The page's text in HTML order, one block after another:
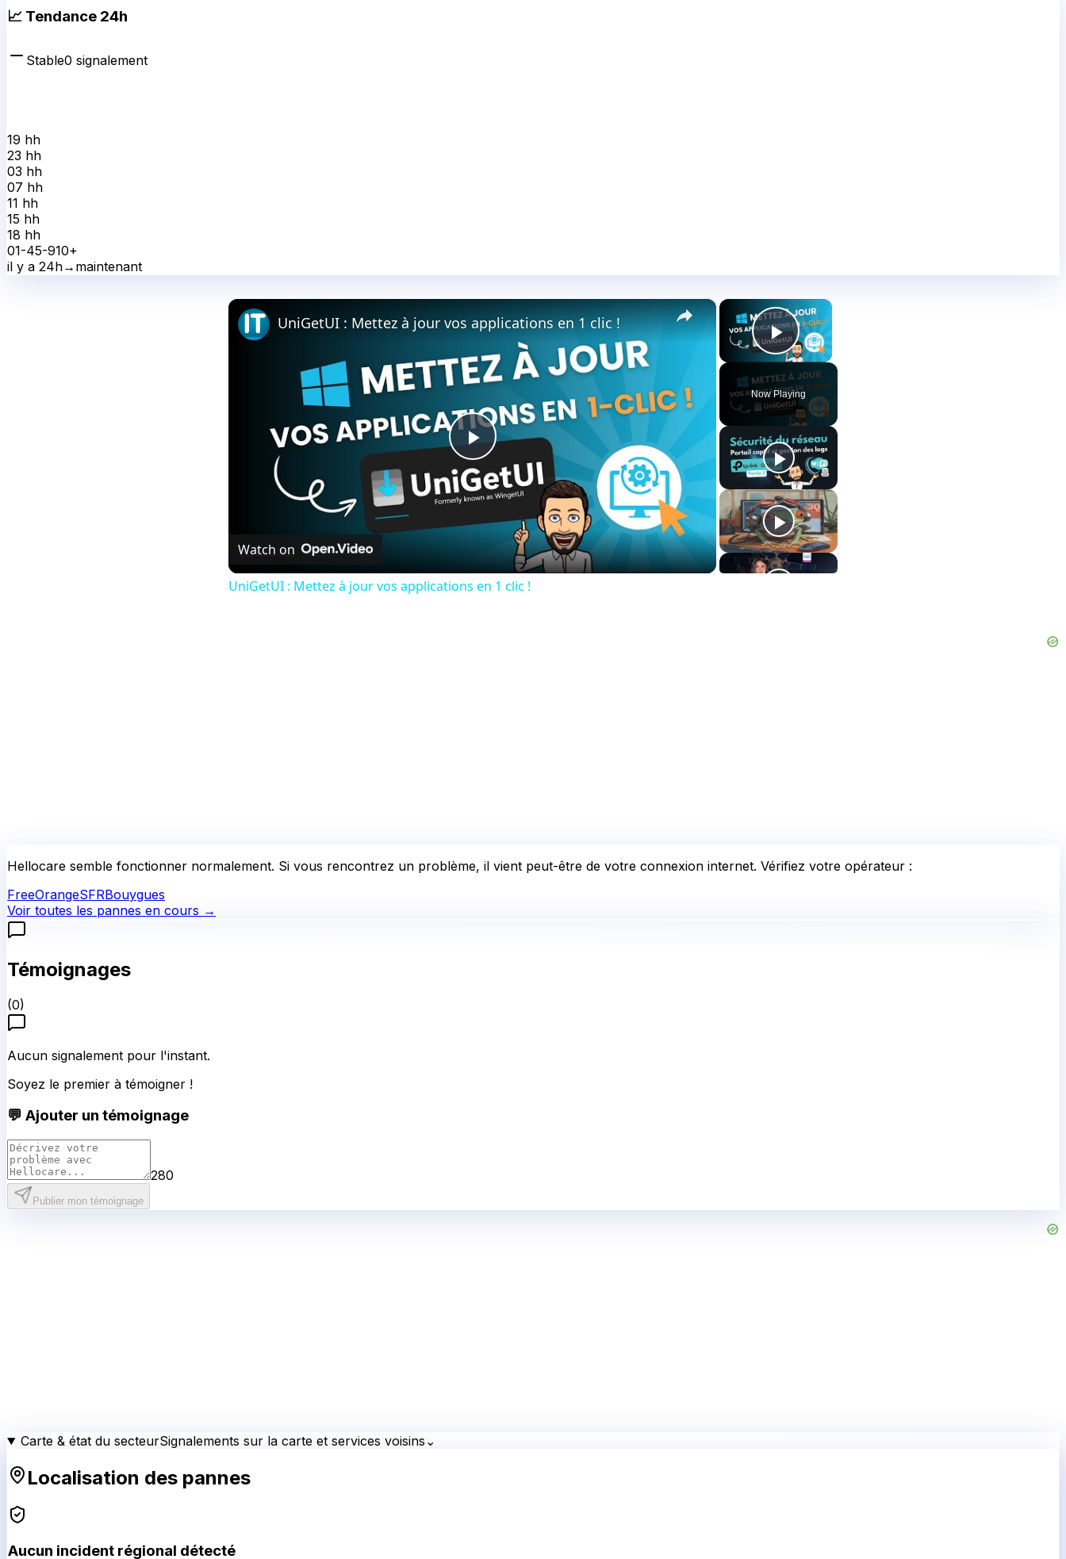
📈 Tendance 24h
Stable0 signalement
19 hh
23 hh
03 hh
07 hh
11 hh
15 hh
18 hh
01-45-910+
il y a 24h→ maintenant
×
Play Video
Now Playing
×
Play
Video
UniGetUI : Mettez à jour vos applications en 1 clic !
Watch on
UniGetUI : Mettez à jour vos applications en 1 clic !
Hellocare semble fonctionner normalement. Si vous rencontrez un problème, il vient peut-être de votre connexion internet. Vérifiez votre opérateur :
FreeOrangeSFRBouygues
Voir toutes les pannes en cours →
Témoignages
(0)
Aucun signalement pour l'instant.
Soyez le premier à témoigner !
💬 Ajouter un témoignage
280
Publier mon témoignage
Carte & état du secteurSignalements sur la carte et services voisins ⌄
Localisation des pannes
Aucun incident régional détecté